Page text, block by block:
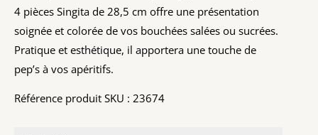
4 pièces Singita de 28,5 cm offre une présentation
soignée et colorée de vos bouchées salées ou sucrées.
Pratique et esthétique, il apportera une touche de
pep’s à vos apéritifs.
Référence produit SKU : 23674